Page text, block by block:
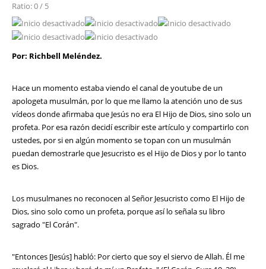
Ratio: 0 / 5
Por: Richbell Meléndez.
Hace un momento estaba viendo el canal de youtube de un
apologeta musulmán, por lo que me llamo la atención uno de sus
vídeos donde afirmaba que Jesús no era El Hijo de Dios, sino solo un
profeta. Por esa razón decidí escribir este artículo y compartirlo con
ustedes, por si en algún momento se topan con un musulmán
puedan demostrarle que Jesucristo es el Hijo de Dios y por lo tanto
es Dios.
Los musulmanes no reconocen al Señor Jesucristo como El Hijo de
Dios, sino solo como un profeta, porque así lo señala su libro
sagrado "El Corán".
"Entonces [Jesús] habló: Por cierto que soy el siervo de Allah. Él me